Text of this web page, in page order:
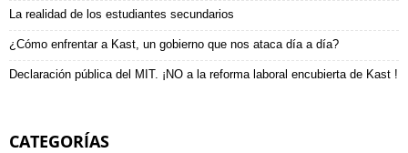
La realidad de los estudiantes secundarios
¿Cómo enfrentar a Kast, un gobierno que nos ataca día a día?
Declaración pública del MIT. ¡NO a la reforma laboral encubierta de Kast !
CATEGORÍAS